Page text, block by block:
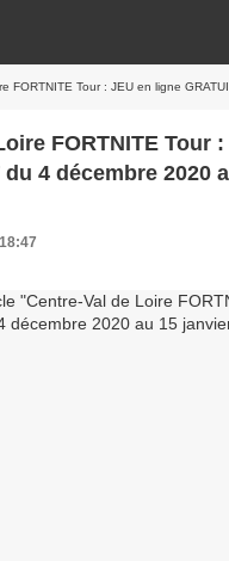
Tour : JEU en ligne GRATUIT du 4
FORTNITE Tour :
du 4 décembre 2020